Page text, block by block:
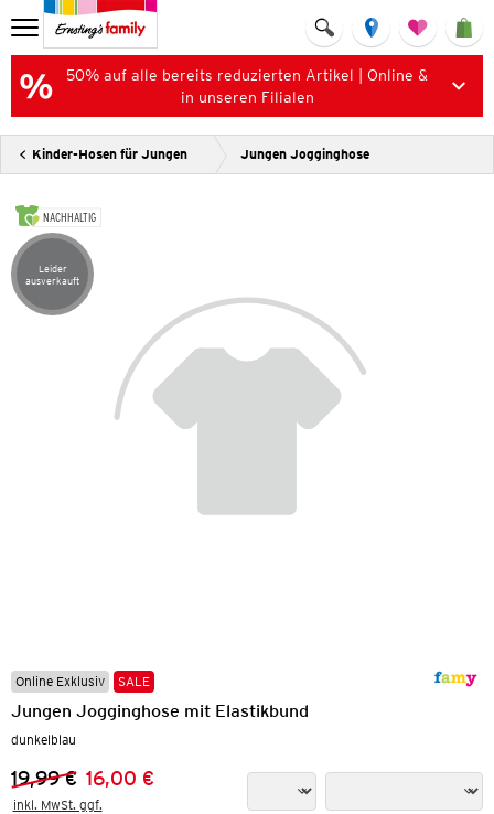
50% auf alle bereits reduzierten Artikel | Online &
in unseren Filialen
Kinder-Hosen für Jungen Jungen Jogginghose
NACHHALTIG
Artikel leider ausverkauft
Leider
ausverkauft
Online Exklusiv SALE
Jungen Jogginghose mit Elastikbund
dunkelblau
Vorheriger Preis:
19,99 €
Neuer Preis:
16,00 €
inkl. MwSt. ggf.